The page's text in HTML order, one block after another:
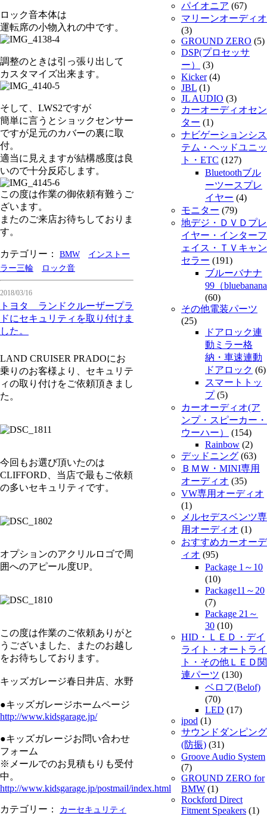
ロック音本体は
運転席の小物入れの中です。
調整のときは引っ張り出して
カスタマイズ出来ます。
そして、LWS2ですが
簡単に言うとショックセンサー
ですが足元のカバーの裏に取
付。
適当に見えますが結構感度は良
いので十分反応します。
この度は作業の御依頼有難うご
ざいます。
またのご来店お待ちしておりま
す。
カテゴリー： BMW
インストー
ラー三輪
ロック音
2018/03/16
トヨタ ランドクルーザープラ
ドにセキュリティを取り付けま
した。
LAND CRUISER PRADOにお
乗りのお客様より、セキュリテ
ィの取り付けをご依頼頂きまし
た。
今回もお選び頂いたのは
CLIFFORD、当店で最もご依頼
の多いセキュリティです。
オプションのアクリルロゴで周
囲へのアピール度UP。
この度は作業のご依頼ありがと
うございました、またのお越し
をお待ちしております。
キッズガレージ春日井店、水野
●キッズガレージホームページ
http://www.kidsgarage.jp/
●キッズガレージお問い合わせ
フォーム
※メールでのお見積もりも受付
中。
http://www.kidsgarage.jp/postmail/index.html
カテゴリー：
カーセキュリティ
パイオニア (67)
マリーンオーディオ
(3)
GROUND ZERO (5)
DSP(プロセッサ
ー）
(3)
Kicker(4)
JBL (1)
JL AUDIO (3)
カーオーディオセン
ター (1)
ナビゲーションシス
テム・ヘッドユニッ
ト・ETC (127)
Bluetoothブル
ーツースプレ
イヤー (4)
モニター (79)
地デジ・ＤＶＤプレ
イヤー・インターフ
ェイス・ＴＶキャン
セラー (191)
ブルーバナナ
99（
(60)
その他電装パーツ
(25)
ドアロック連
動ミラー格
納・車速連動
ドアロック (6)
スマートトッ
プ(5)
カーオーディオ(ア
ンプ・スピーカー・
ウーハー）
(154)
Rainbow (2)
デッドニング (63)
ＢＭＷ・MINI専用
オーディオ (35)
VW専用オーディオ
(1)
メルセデスベンツ専
用オーディオ (1)
おすすめカーオーデ
ィオ (95)
Package 1～10
(10)
Package11～20
(7)
Package 21～
30 (10)
HID・ＬＥＤ・デイ
ライト・オートライ
ト・その他ＬＥＤ関
連パーツ (130)
ベロフ(Belof)
(70)
LED (17)
ipod (1)
サウンドダンピング
(防振) (31)
Groove Audio System
(7)
GROUND ZERO for
BMW (1)
Rockford Direct
Fitment Speakers (1)